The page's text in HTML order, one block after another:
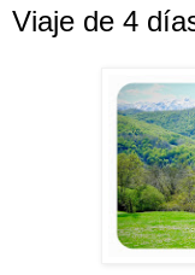
Viaje de 4